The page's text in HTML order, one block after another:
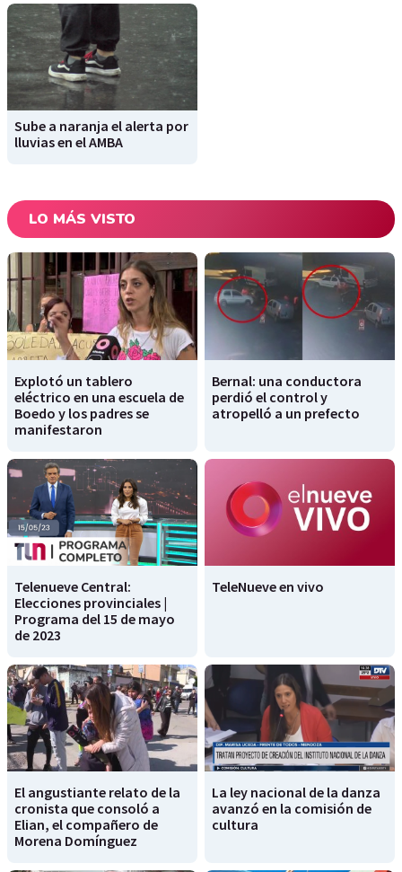
Sube a naranja el alerta por
lluvias en el AMBA
LO MÁS VISTO
Explotó un tablero
eléctrico en una escuela de
Boedo y los padres se
manifestaron
Bernal: una conductora
perdió el control y
atropelló a un prefecto
Telenueve Central:
Elecciones provinciales |
Programa del 15 de mayo
de 2023
TeleNueve en vivo
El angustiante relato de la
cronista que consoló a
Elian, el compañero de
Morena Domínguez
La ley nacional de la danza
avanzó en la comisión de
cultura